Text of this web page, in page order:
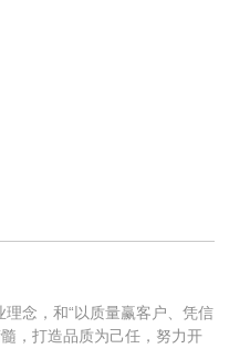
理念，和“以质量赢客户、凭信
，打造品质为己任，努力开